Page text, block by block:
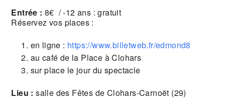
Entrée : 8€ / -12 ans : gratuit
Réservez vos places :
en ligne : https://www.billetweb.fr/edmond8
au café de la Place à Clohars
sur place le jour du spectacle
Lieu : salle des Fêtes de Clohars-Carnoët (29)